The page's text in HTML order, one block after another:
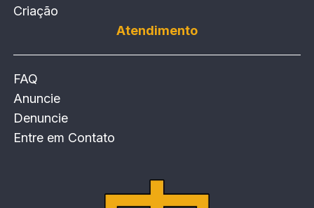
Criação
Atendimento
FAQ
Anuncie
Denuncie
Entre em Contato